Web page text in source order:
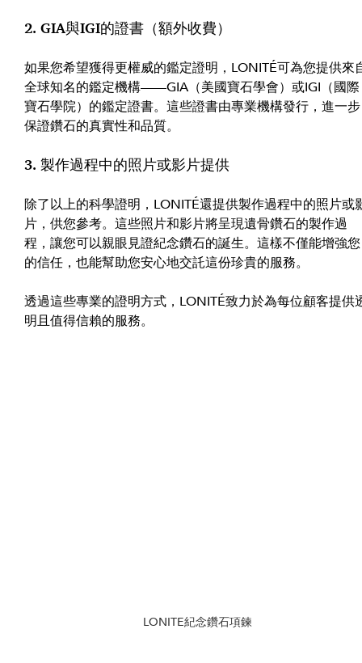
2. GIA與IGI的證書（額外收費）
如果您希望獲得更權威的鑑定證明，LONITÉ可為您提供來
全球知名的鑑定機構——GIA（美國寶石學會）或IGI（國際
寶石學院）的鑑定證書。這些證書由專業機構發行，進一步
保證鑽石的真實性和品質。
3. 製作過程中的照片或影片提供
除了以上的科學證明，LONITÉ還提供製作過程中的照片或
片，供您參考。這些照片和影片將呈現遺骨鑽石的製作過
程，讓您可以親眼見證紀念鑽石的誕生。這樣不僅能增強您
的信任，也能幫助您安心地交託這份珍貴的服務。
透過這些專業的證明方式，LONITÉ致力於為每位顧客提供
明且值得信賴的服務。
LONITE紀念鑽石項鍊